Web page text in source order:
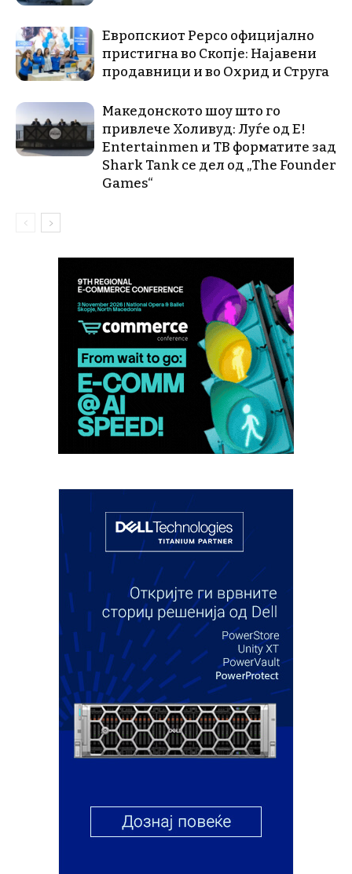
Европскиот Pepco официјално
пристигна во Скопје: Најавени
продавници и во Охрид и Струга
Македонското шоу што го
привлече Холивуд: Луѓе од E!
Entertainmen и ТВ форматите зад
Shark Tank се дел од „The Founder
Games“